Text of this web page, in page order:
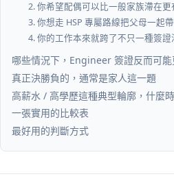
2. 你希望配偶可以比一般家族滯在更
3. 你想走 HSP 專屬路線把父母一起
4. 你的工作本來就跨了不只一種簽證
哪些情況下，Engineer 簽證反而可
真正決勝負的，通常是家人這一題
高薪水 / 高學歷這種典型輪廓，什麼
一張實用的比較表
最好用的判斷方式